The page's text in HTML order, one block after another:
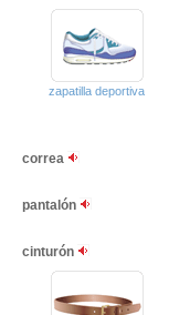
zapatilla deportiva
correa
pantalón
cinturón